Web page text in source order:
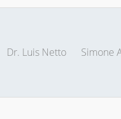
Dr. Luis Netto Simone